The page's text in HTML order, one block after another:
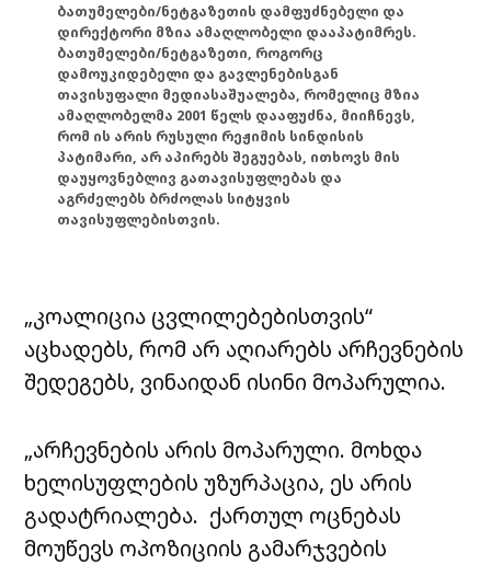
ბათუმელები/ნეტგაზეთის დამფუძნებელი და
დირექტორი მზია ამაღლობელი დააპატიმრეს.
ბათუმელები/ნეტგაზეთი, როგორც
დამოუკიდებელი და გავლენებისგან
თავისუფალი მედიასაშუალება, რომელიც მზია
ამაღლობელმა 2001 წელს დააფუძნა, მიიჩნევს,
რომ ის არის რუსული რეჟიმის სინდისის
პატიმარი, არ აპირებს შეგუებას, ითხოვს მის
დაუყოვნებლივ გათავისუფლებას და
აგრძელებს ბრძოლას სიტყვის
თავისუფლებისთვის.
„კოალიცია ცვლილებებისთვის“
აცხადებს, რომ არ აღიარებს არჩევნების
შედეგებს, ვინაიდან ისინი მოპარულია.
„არჩევნების არის მოპარული. მოხდა
ხელისუფლების უზურპაცია, ეს არის
გადატრიალება. ქართულ ოცნებას
მოუწევს ოპოზიციის გამარჯვების